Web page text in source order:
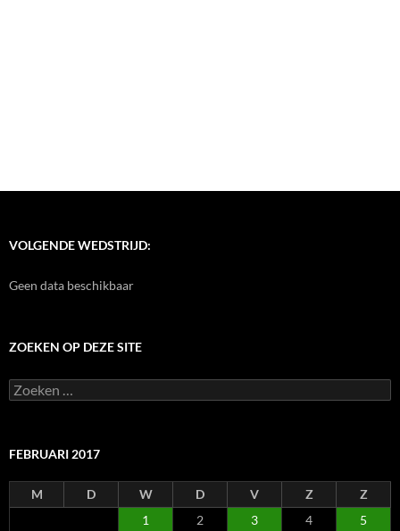
VOLGENDE WEDSTRIJD:
Geen data beschikbaar
ZOEKEN OP DEZE SITE
Zoeken
naar:
FEBRUARI 2017
M D W D V Z
Z
1
2 3 4
5